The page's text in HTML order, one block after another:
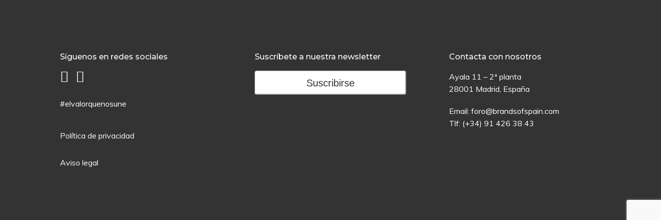
Síguenos en redes sociales
#elvalorquenosune
Política de privacidad
Aviso legal
Suscríbete a nuestra newsletter
Suscribirse
Contacta con nosotros
Ayala 11 – 2ª planta
28001 Madrid, España
Email:foro@brandsofspain.com
Tlf: (+34) 91 426 38 43